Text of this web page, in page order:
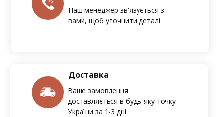
Наш менеджер зв'язується з
вами, щоб уточнити деталі
Доставка
Ваше замовлення
доставляється в будь-яку точку
України за 1-3 дні